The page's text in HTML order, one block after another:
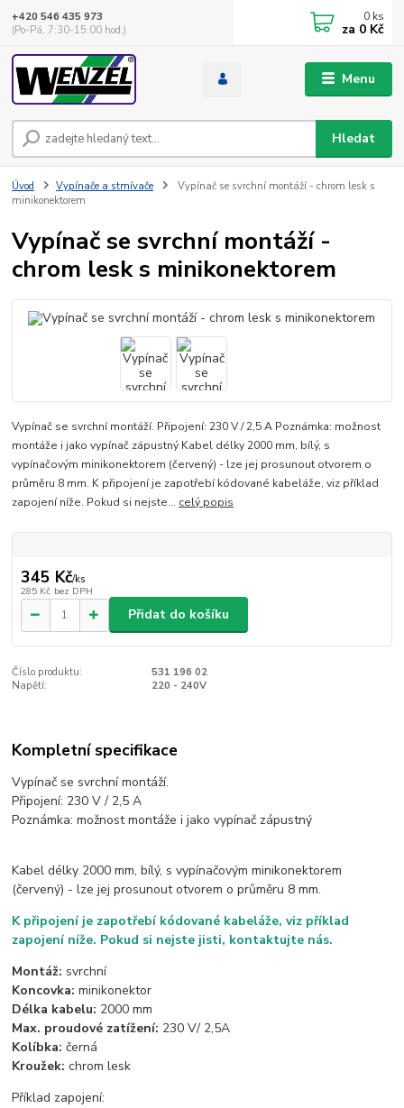
Menu
Hledat
+420 546 435 973
(Po-Pá, 7:30-15:00 hod.)
0 ks
za 0 Kč
Úvod Vypínače a stmívače
Vypínač se svrchní montáží - chrom lesk s
minikonektorem
Vypínač se svrchní montáží -
chrom lesk s minikonektorem
Vypínač se svrchní montáží. Připojení: 230 V / 2,5 A Poznámka: možnost
montáže i jako vypínač zápustný Kabel délky 2000 mm, bílý, s
vypínačovým minikonektorem (červený) - lze jej prosunout otvorem o
průměru 8 mm. K připojení je zapotřebí kódované kabeláže, viz příklad
zapojení níže. Pokud si nejste... celý popis
345 Kč/ks
285 Kč bez DPH
Přidat do košíku
Číslo produktu:
531 196 02
Napětí:
220 - 240V
Kompletní specifikace
Vypínač se svrchní montáží.
Připojení: 230 V / 2,5 A
Poznámka: možnost montáže i jako vypínač zápustný
Kabel délky 2000 mm, bílý, s vypínačovým minikonektorem
(červený) - lze jej prosunout otvorem o průměru 8 mm.
K připojení je zapotřebí kódované kabeláže, viz příklad
zapojení níže. Pokud si nejste jisti, kontaktujte nás.
Montáž: svrchní
Koncovka: minikonektor
Délka kabelu: 2000 mm
Max. proudové zatížení: 230 V/ 2,5A
Kolíbka: černá
Kroužek: chrom lesk
Příklad zapojení: